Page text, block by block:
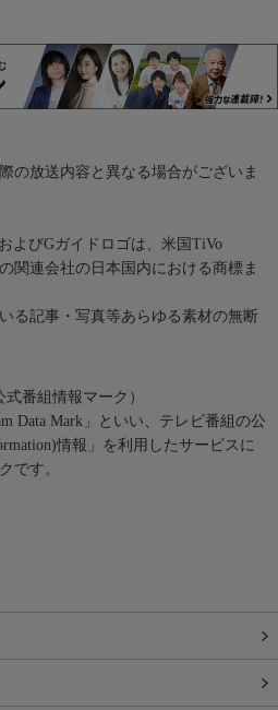
の放送内容と異なる場合がございま
よびGガイドロゴは、米国TiVo
関連会社の日本国内における商標ま
る記事・写真等あらゆる素材の無断
番組情報マーク）
Data Mark」といい、テレビ番組の公
情報」を利用したサービスに
です。